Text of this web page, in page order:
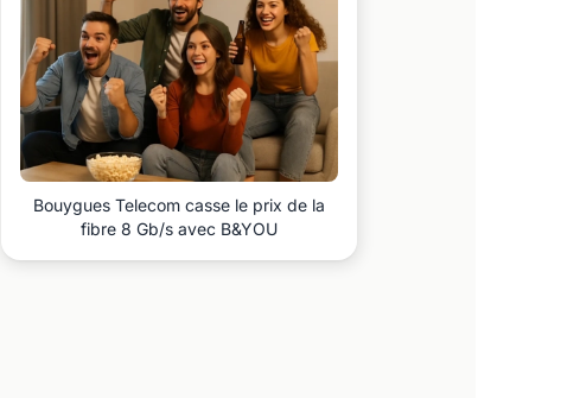
Bouygues Telecom casse le prix de la
fibre 8 Gb/s avec B&YOU